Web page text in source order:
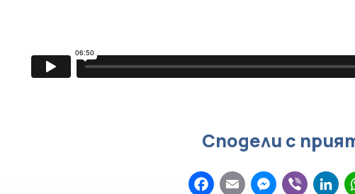
Сподели с
Facebook
Email